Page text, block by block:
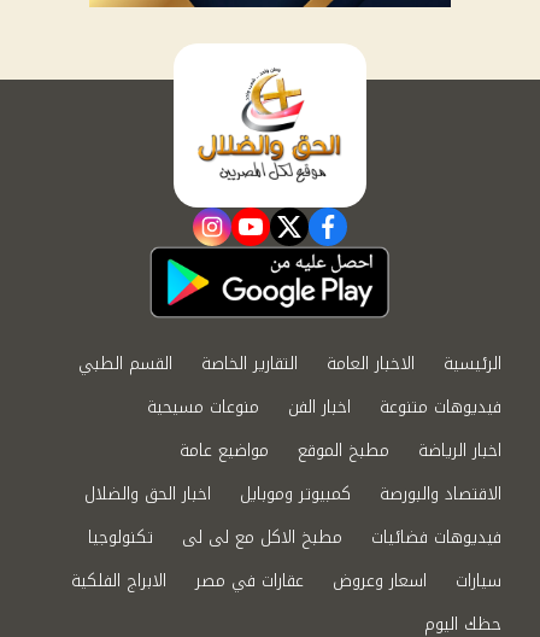
facebook
twitter
youtube
instagram
الرئيسية الاخبار العامة التقارير الخاصة
القسم الطبي
فيديوهات متنوعة
اخبار الفن
منوعات مسيحية
اخبار الرياضة
مطبخ الموقع
مواضيع عامة
الاقتصاد والبورصة
كمبيوتر وموبايل
اخبار الحق والضلال
فيديوهات فضائيات
مطبخ الاكل مع لى لى
تكنولوجيا
سيارات
اسعار وعروض عقارات في مصر
الابراج الفلكية
حظك اليوم